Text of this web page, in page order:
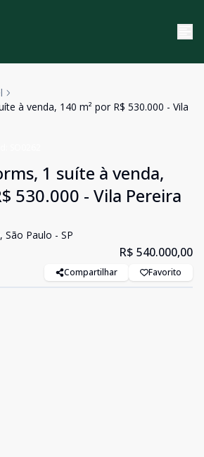
à venda, 140 m² por R$ 530.000 - Vila
1 suíte à venda,
530.000 - Vila Pereira
São Paulo - SP
R$ 540.000,00
Compartilhar Favorito